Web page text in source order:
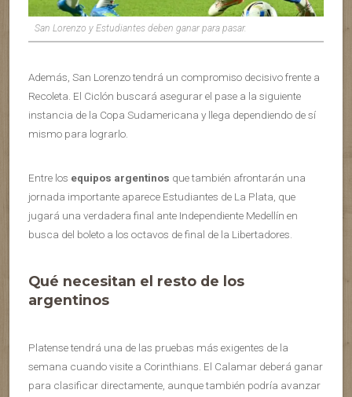
San Lorenzo y Estudiantes deben ganar para pasar.
Además, San Lorenzo tendrá un compromiso decisivo frente a
Recoleta. El Ciclón buscará asegurar el pase a la siguiente
instancia de la Copa Sudamericana y llega dependiendo de sí
mismo para lograrlo.
Entre los equipos argentinos que también afrontarán una
jornada importante aparece Estudiantes de La Plata, que
jugará una verdadera final ante Independiente Medellín en
busca del boleto a los octavos de final de la Libertadores.
Qué necesitan el resto de los
argentinos
Platense tendrá una de las pruebas más exigentes de la
semana cuando visite a Corinthians. El Calamar deberá ganar
para clasificar directamente, aunque también podría avanzar